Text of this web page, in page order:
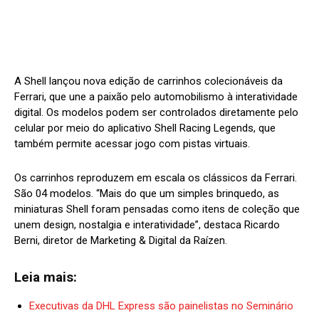
A Shell lançou nova edição de carrinhos colecionáveis da
Ferrari, que une a paixão pelo automobilismo à interatividade
digital. Os modelos podem ser controlados diretamente pelo
celular por meio do aplicativo Shell Racing Legends, que
também permite acessar jogo com pistas virtuais.
Os carrinhos reproduzem em escala os clássicos da Ferrari.
São 04 modelos. “Mais do que um simples brinquedo, as
miniaturas Shell foram pensadas como itens de coleção que
unem design, nostalgia e interatividade”, destaca Ricardo
Berni, diretor de Marketing & Digital da Raízen.
Leia mais:
Executivas da DHL Express são painelistas no Seminário